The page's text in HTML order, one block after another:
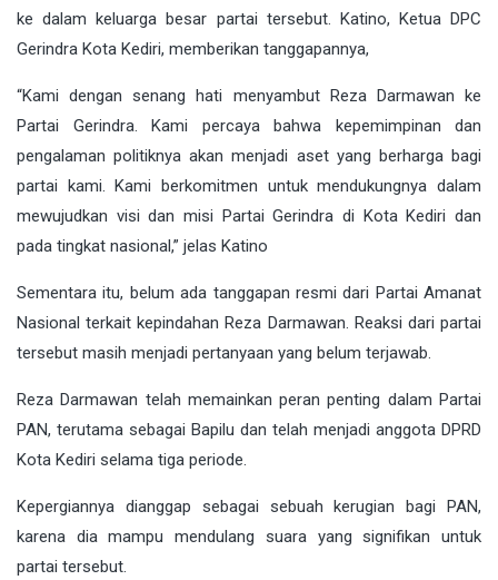
ke dalam keluarga besar partai tersebut. Katino, Ketua DPC
Gerindra Kota Kediri, memberikan tanggapannya,
“Kami dengan senang hati menyambut Reza Darmawan ke
Partai Gerindra. Kami percaya bahwa kepemimpinan dan
pengalaman politiknya akan menjadi aset yang berharga bagi
partai kami. Kami berkomitmen untuk mendukungnya dalam
mewujudkan visi dan misi Partai Gerindra di Kota Kediri dan
pada tingkat nasional,” jelas Katino
Sementara itu, belum ada tanggapan resmi dari Partai Amanat
Nasional terkait kepindahan Reza Darmawan. Reaksi dari partai
tersebut masih menjadi pertanyaan yang belum terjawab.
Reza Darmawan telah memainkan peran penting dalam Partai
PAN, terutama sebagai Bapilu dan telah menjadi anggota DPRD
Kota Kediri selama tiga periode.
Kepergiannya dianggap sebagai sebuah kerugian bagi PAN,
karena dia mampu mendulang suara yang signifikan untuk
partai tersebut.